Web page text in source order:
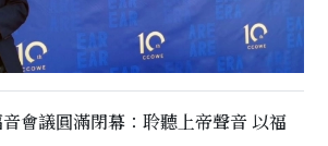
會議圓滿閉幕：聆聽上帝聲音 以福